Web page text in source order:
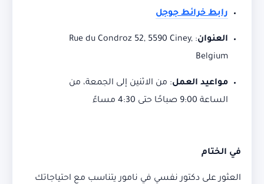
رابط خرائط جوجل
العنوان:
Rue du Condroz 52, 5590 Ciney,
Belgium
مواعيد العمل: من الاثنين إلى الجمعة، من
الساعة 9:00 صباحًا حتى 4:30 مساءً
في الختام
العثور على دكتور نفسي في نامور يتناسب مع احتياجاتك